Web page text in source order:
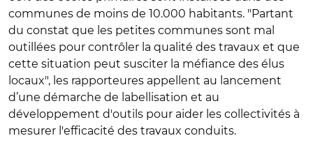
communes de moins de 10.000 habitants. "Partant
du constat que les petites communes sont mal
outillées pour contrôler la qualité des travaux et que
cette situation peut susciter la méfiance des élus
locaux", les rapporteures appellent au lancement
d’une démarche de labellisation et au
développement d'outils pour aider les collectivités à
mesurer l'efficacité des travaux conduits.